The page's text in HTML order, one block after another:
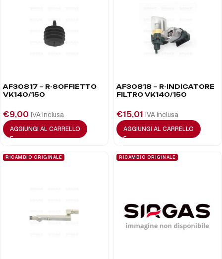
AF30817 – R-SOFFIETTO
VK140/150
€9,00 IVA inclusa
AGGIUNGI AL CARRELLO
AF30818 – R-INDICATORE
FILTRO VK140/150
€15,01 IVA inclusa
AGGIUNGI AL CARRELLO
RICAMBIO ORIGINALE RICAMBIO ORIGINALE